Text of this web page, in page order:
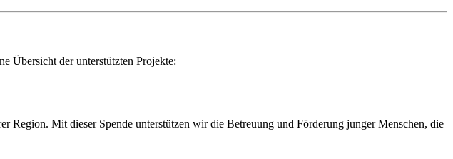
Übersicht der unterstützten Projekte:
Region. Mit dieser Spende unterstützen wir die Betreuung und Förderung junger Menschen, die